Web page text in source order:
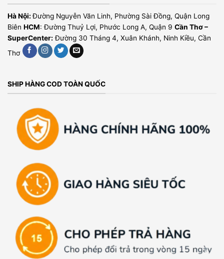
Hà Nội:Đường Nguyễn Văn Linh, Phường Sài Đồng, Quận Long
Biên HCM: Đường Thuỷ Lợi, Phước Long A, Quận 9 Cần Thơ –
SuperCenter: Đường 30 Tháng 4, Xuân Khánh, Ninh Kiều, Cần
Thơ
SHIP HÀNG COD TOÀN QUỐC